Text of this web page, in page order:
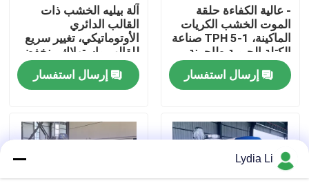
ضبط الجودة
اتصل بنا
آلة مطحنة الحبيبات
مطحنة الخشب الحبيبات
- عالية الكفاءة حلقة
الموت الخشب الكريات
الماكينة، 1-5 TPH صناعة
الكتلة الحيوية طاحونة
الكريات للخردة الخشبية
إرسال استفسار
آلة بيليه الخشب ذات
القالب الدائري
الأوتوماتيكي، تغيير سريع
للقالب واستهلاك منخفض
للطاقة لمصانع بيليه
الكتلة الحيويةإرسال استفسار
Lydia Li